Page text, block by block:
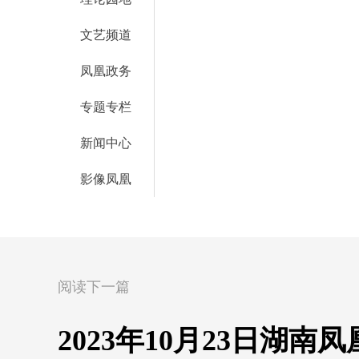
文艺频道
凤凰政务
专题专栏
新闻中心
影像凤凰
阅读下一篇
2023年10月23日湖南凤